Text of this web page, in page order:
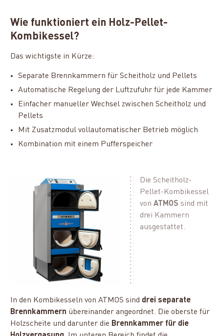
Wie funktioniert ein Holz-Pellet-
Kombikessel?
Das wichtigste in Kürze:
Separate Brennkammern für Scheitholz und Pellets
Automatische Regelung der Luftzufuhr für jede Kammer
Einfacher manueller Wechsel zwischen Scheitholz und
Pellets
Mit Zusatzmodul vollautomatischer Betrieb möglich
Kombination mit einem Pufferspeicher
Die Scheitholz-
Pellet-Kombikessel
von ATMOS sind mit
drei Kammern
ausgestattet.
In den Kombikesseln von ATMOS sind drei separate
Brennkammern übereinander angeordnet. Die oberste für
Holzscheite und darunter die Brennkammer für die